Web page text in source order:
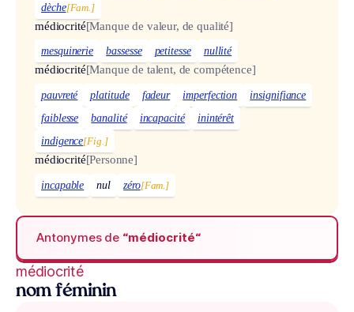
dèche[Fam.]
médiocrité[Manque de valeur, de qualité]
mesquinerie bassesse petitesse nullité
médiocrité[Manque de talent, de compétence]
pauvreté platitude fadeur imperfection
insignifiance
faiblesse
banalité incapacité
inintérêt
indigence[Fig.]
médiocrité[Personne]
incapable nul zéro[Fam.]
Antonymes de “médiocrité“
médiocrité
nom féminin